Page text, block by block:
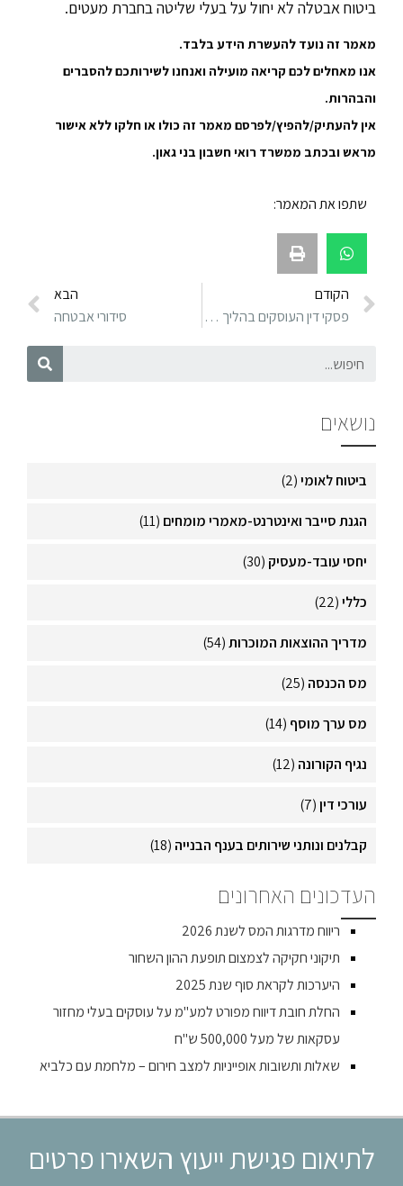
ביטוח אבטלה לא יחול על בעלי שליטה בחברת מעטים.
מאמר זה נועד להעשרת הידע בלבד.
אנו מאחלים לכם קריאה מועילה ואנחנו לשירותכם להסברים
והבהרות.
אין להעתיק/להפיץ/לפרסם מאמר זה כולו או חלקו ללא אישור
מראש ובכתב ממשרד רואי חשבון בני גאון.
שתפו את המאמר:
הקודם
פסקי דין העוסקים בהליך הפיטורין
הבא
סידורי אבטחה
נושאים
ביטוח לאומי(2)
הגנת סייבר ואינטרנט-מאמרי מומחים (11)
יחסי עובד-מעסיק (30)
כללי(22)
מדריך ההוצאות המוכרות(54)
מס הכנסה (25)
מס ערך מוסף (14)
נגיף הקורונה (12)
עורכי דין(7)
קבלנים ונותני שירותים בענף הבנייה (18)
העדכונים האחרונים
ריווח מדרגות המס לשנת 2026
תיקוני חקיקה לצמצום תופעת ההון השחור
היערכות לקראת סוף שנת 2025
החלת חובת דיווח מפורט למע"מ על עוסקים בעלי מחזור
עסקאות של מעל 500,000 ש"ח
שאלות ותשובות אופייניות למצב חירום – מלחמת עם כלביא
לתיאום פגישת ייעוץ השאירו פרטים